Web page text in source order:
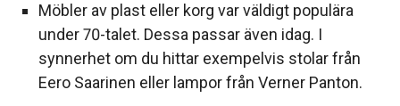
Möbler av plast eller korg var väldigt populära
under 70-talet. Dessa passar även idag. I
synnerhet om du hittar exempelvis stolar från
Eero Saarinen eller lampor från Verner Panton.